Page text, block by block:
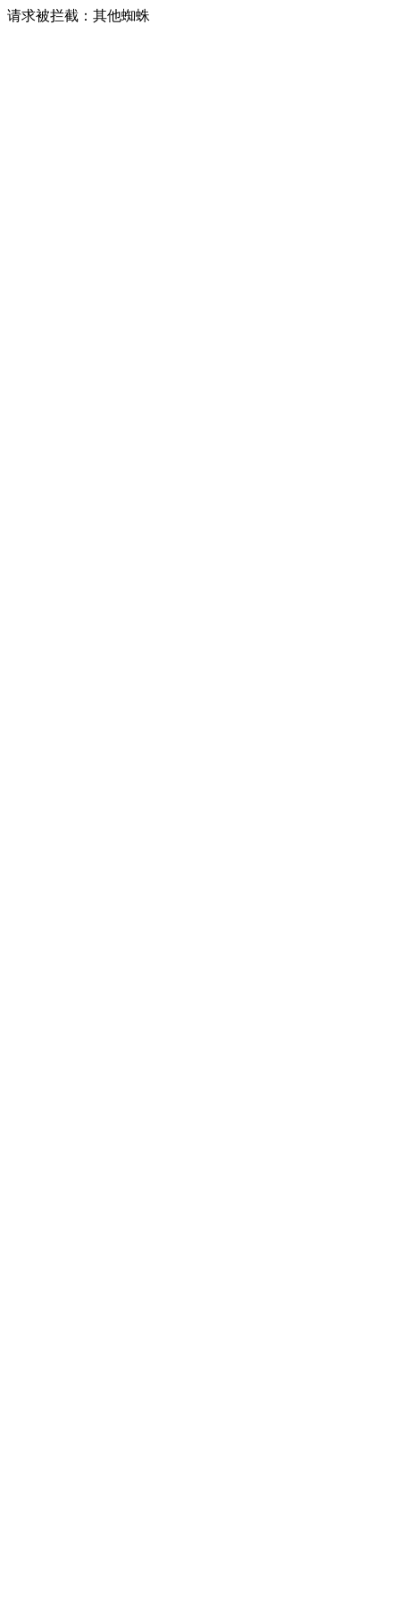
请求被拦截：其他蜘蛛